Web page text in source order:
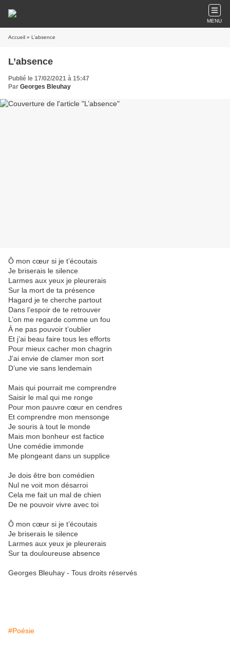
MENU
Accueil » L’absence
L’absence
Publié le 17/02/2021 à 15:47
Par Georges Bleuhay
Ô mon cœur si je t’écoutais
Je briserais le silence
Larmes aux yeux je pleurerais
Sur la mort de ta présence
Hagard je te cherche partout
Dans l’espoir de te retrouver
L’on me regarde comme un fou
À ne pas pouvoir t’oublier
Et j’ai beau faire tous les efforts
Pour mieux cacher mon chagrin
J’ai envie de clamer mon sort
D’une vie sans lendemain
Mais qui pourrait me comprendre
Saisir le mal qui me ronge
Pour mon pauvre cœur en cendres
Et comprendre mon mensonge
Je souris à tout le monde
Mais mon bonheur est factice
Une comédie immonde
Me plongeant dans un supplice
Je dois être bon comédien
Nul ne voit mon désarroi
Cela me fait un mal de chien
De ne pouvoir vivre avec toi
Ô mon cœur si je t’écoutais
Je briserais le silence
Larmes aux yeux je pleurerais
Sur ta douloureuse absence
Georges Bleuhay - Tous droits réservés
#Poésie